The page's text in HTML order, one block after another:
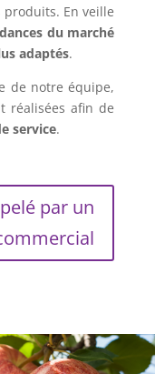
En veille
du marché
adaptés.
de notre équipe,
réalisées afin de
service.
par un